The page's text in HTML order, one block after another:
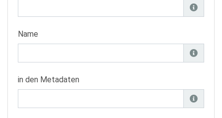
Name
in den Metadaten